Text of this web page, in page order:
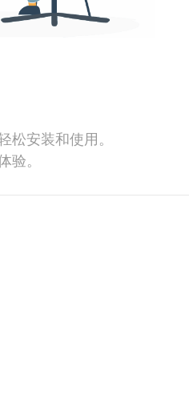
安装和使用。
。